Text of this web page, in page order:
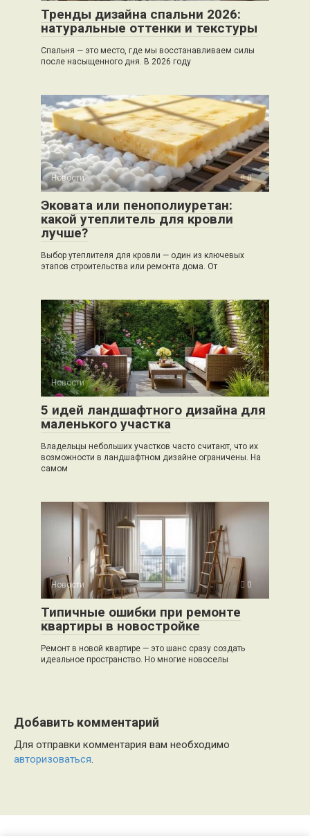
Тренды дизайна спальни 2026:
натуральные оттенки и текстуры
Спальня — это место, где мы восстанавливаем силы
после насыщенного дня. В 2026 году
Новости 0
Эковата или пенополиуретан:
какой утеплитель для кровли
лучше?
Выбор утеплителя для кровли — один из ключевых
этапов строительства или ремонта дома. От
Новости 0
5 идей ландшафтного дизайна для
маленького участка
Владельцы небольших участков часто считают, что их
возможности в ландшафтном дизайне ограничены. На
самом
Новости 0
Типичные ошибки при ремонте
квартиры в новостройке
Ремонт в новой квартире — это шанс сразу создать
идеальное пространство. Но многие новоселы
Добавить комментарий
Для отправки комментария вам необходимо
авторизоваться.